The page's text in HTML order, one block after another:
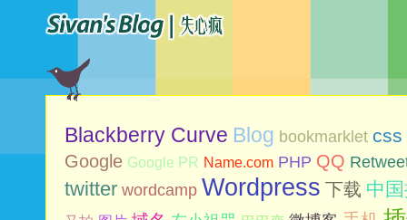
Blackberry Curve Blog bookmarklet css
Google Google PR Name.com PHP QQ
twitter wordcamp Wordpress 下载 中